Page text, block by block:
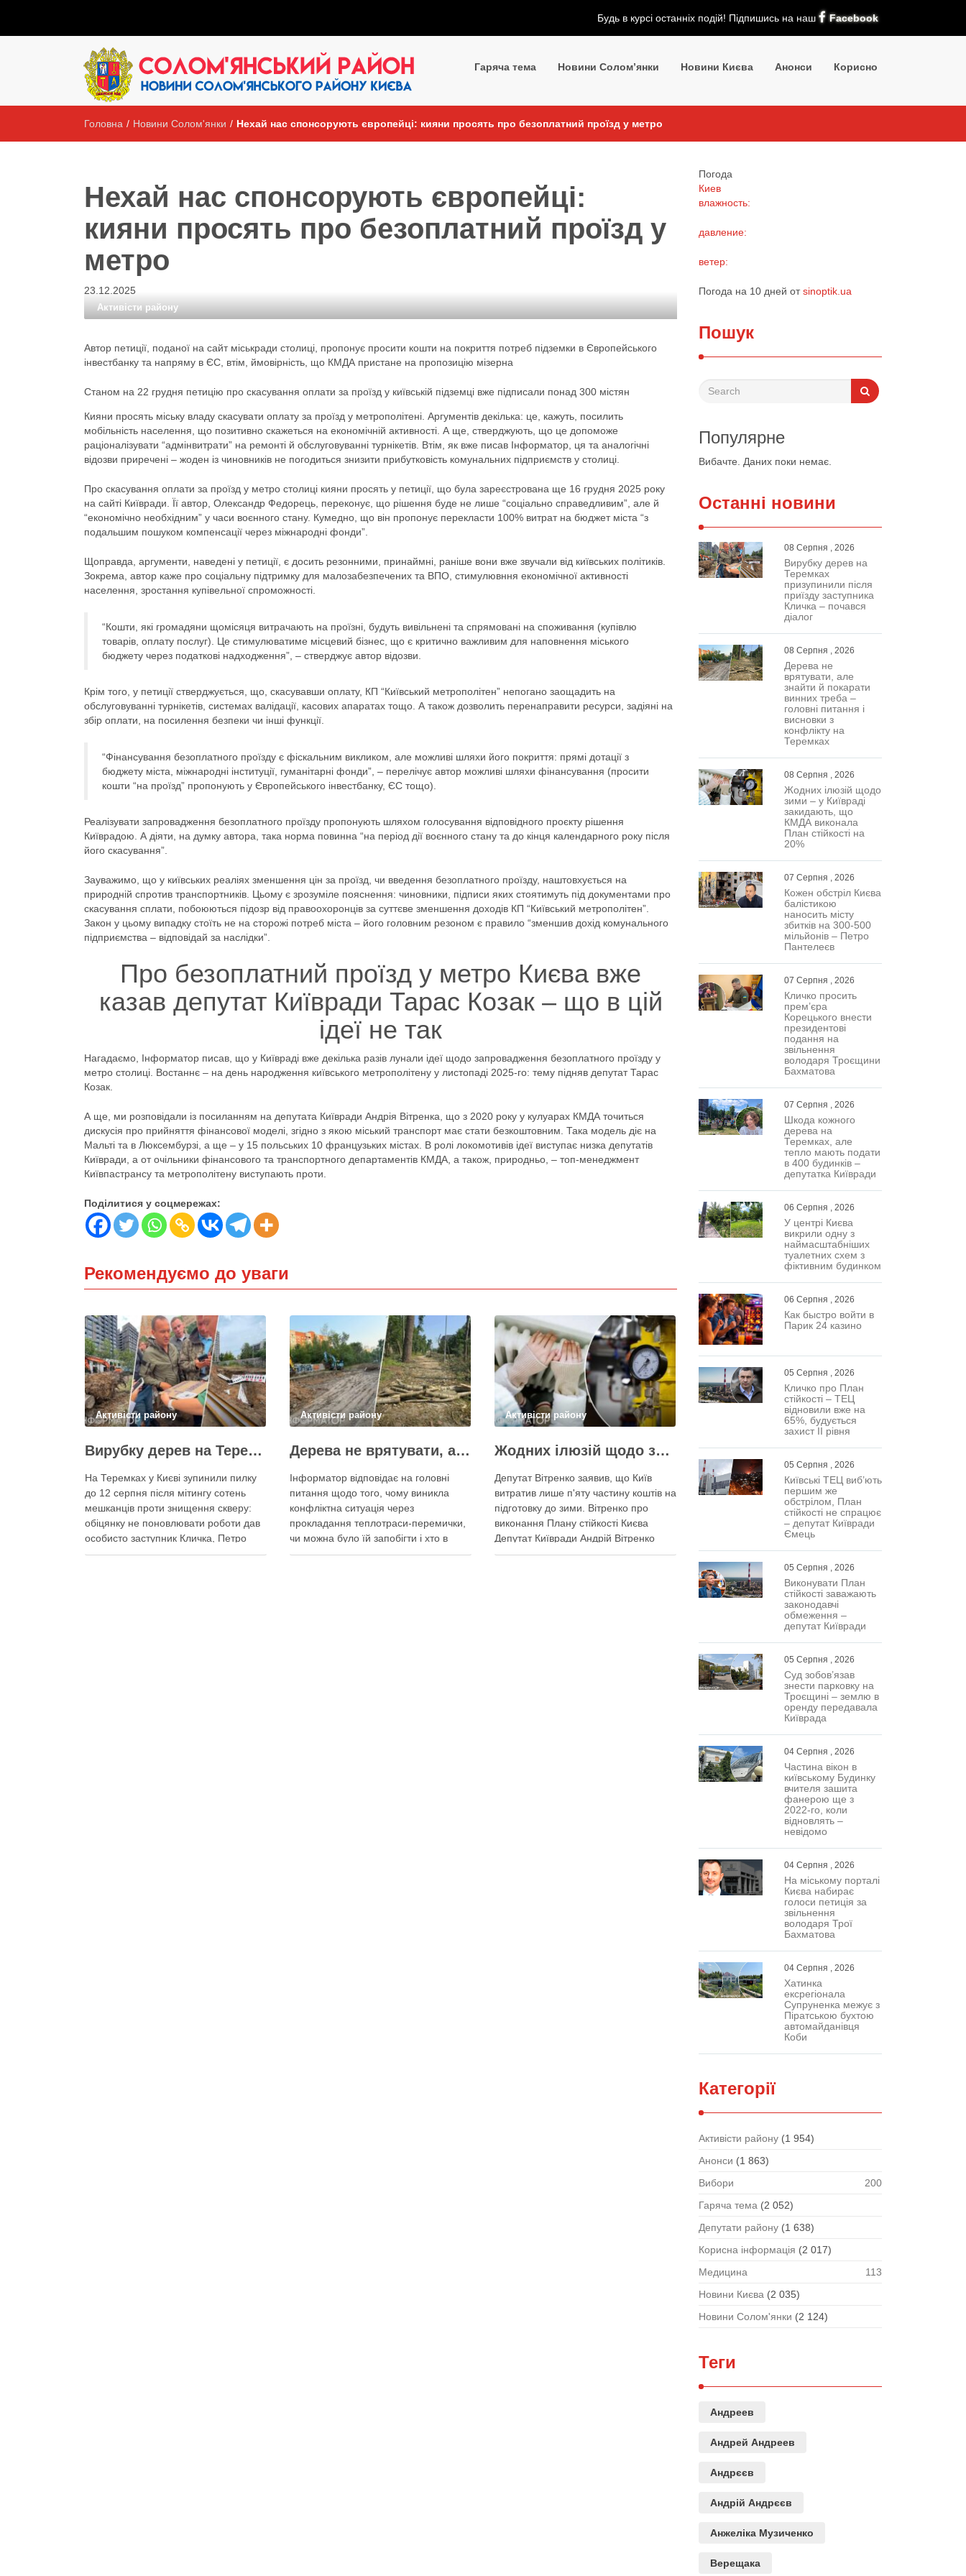
Будь в курсі останніх подій! Підпишись на наш Facebook
Гаряча тема Новини Солом’янки Новини Києва Анонси Корисно
Головна / Новини Солом'янки / Нехай нас спонсорують європейці: кияни просять про безоплатний проїзд у метро
Нехай нас спонсорують європейці:
кияни просять про безоплатний проїзд у
метро
23.12.2025
Активісти району
Автор петиції, поданої на сайт міськради столиці, пропонує просити кошти на покриття потреб підземки в Європейського
інвестбанку та напряму в ЄС, втім, ймовірність, що КМДА пристане на пропозицію мізерна
Станом на 22 грудня петицію про скасування оплати за проїзд у київській підземці вже підписали понад 300 містян
Кияни просять міську владу скасувати оплату за проїзд у метрополітені. Аргументів декілька: це, кажуть, посилить
мобільність населення, що позитивно скажеться на економічній активності. А ще, стверджують, що це допоможе
раціоналізувати “адмінвитрати” на ремонті й обслуговуванні турнікетів. Втім, як вже писав Інформатор, ця та аналогічні
відозви приречені – жоден із чиновників не погодиться знизити прибутковість комунальних підприємств у столиці.
Про скасування оплати за проїзд у метро столиці кияни просять у петиції, що була зареєстрована ще 16 грудня 2025 року
на сайті Київради. Її автор, Олександр Федорець, переконує, що рішення буде не лише “соціально справедливим”, але й
“економічно необхідним” у часи воєнного стану. Кумедно, що він пропонує перекласти 100% витрат на бюджет міста “з
подальшим пошуком компенсації через міжнародні фонди”.
Щоправда, аргументи, наведені у петиції, є досить резонними, принаймні, раніше вони вже звучали від київських політиків.
Зокрема, автор каже про соціальну підтримку для малозабезпечених та ВПО, стимулювння економічної активності
населення, зростання купівельної спроможності.
“Кошти, які громадяни щомісяця витрачають на проїзні, будуть вивільнені та спрямовані на споживання (купівлю
товарів, оплату послуг). Це стимулюватиме місцевий бізнес, що є критично важливим для наповнення міського
бюджету через податкові надходження”, – стверджує автор відозви.
Крім того, у петиції стверджується, що, скасувавши оплату, КП “Київський метрополітен” непогано заощадить на
обслуговуванні турнікетів, системах валідації, касових апаратах тощо. А також дозволить перенаправити ресурси, задіяні на
збір оплати, на посилення безпеки чи інші функції.
“Фінансування безоплатного проїзду є фіскальним викликом, але можливі шляхи його покриття: прямі дотації з
бюджету міста, міжнародні інституції, гуманітарні фонди”, – перелічує автор можливі шляхи фінансування (просити
кошти “на проїзд” пропонують у Європейського інвестбанку, ЄС тощо).
Реалізувати запровадження безоплатного проїзду пропонують шляхом голосування відповідного проєкту рішення
Київрадою. А діяти, на думку автора, така норма повинна “на період дії воєнного стану та до кінця календарного року після
його скасування”.
Зауважимо, що у київських реаліях зменшення цін за проїзд, чи введення безоплатного проїзду, наштовхується на
природній спротив транспортників. Цьому є зрозуміле пояснення: чиновники, підписи яких стоятимуть під документами про
скасування сплати, побоюються підозр від правоохоронців за суттєве зменшення доходів КП “Київський метрополітен”.
Закон у цьому випадку стоїть не на сторожі потреб міста – його головним резоном є правило “зменшив дохід комунального
підприємства – відповідай за наслідки”.
Про безоплатний проїзд у метро Києва вже
казав депутат Київради Тарас Козак – що в цій
ідеї не так
Нагадаємо, Інформатор писав, що у Київраді вже декілька разів лунали ідеї щодо запровадження безоплатного проїзду у
метро столиці. Востаннє – на день народження київського метрополітену у листопаді 2025-го: тему підняв депутат Тарас
Козак.
А ще, ми розповідали із посиланням на депутата Київради Андрія Вітренка, що з 2020 року у кулуарах КМДА точиться
дискусія про прийняття фінансової моделі, згідно з якою міський транспорт має стати безкоштовним. Така модель діє на
Мальті та в Люксембурзі, а ще – у 15 польських 10 французьких містах. В ролі локомотивів ідеї виступає низка депутатів
Київради, а от очільники фінансового та транспортного департаментів КМДА, а також, природньо, – топ-менеджмент
Київпастрансу та метрополітену виступають проти.
Поділитися у соцмережах:
Рекомендуємо до уваги
Активісти району
Вирубку дерев на Теремках призупинили після приїзду заступника Кличка – почався діалог
На Теремках у Києві зупинили пилку
до 12 серпня після мітингу сотень
мешканців проти знищення скверу:
обіцянку не поновлювати роботи дав
особисто заступник Кличка, Петро
Пантелеєв, що прибув налагодити
Активісти району
Дерева не врятувати, але знайти й покарати винних треба – головні питання і висновки з конфлікту на Теремках
Інформатор відповідає на головні
питання щодо того, чому виникла
конфліктна ситуація через
прокладання теплотраси-перемички,
чи можна було їй запобігти і хто в
цьому винен Вирубка дерев триває,
Активісти району
Жодних ілюзій щодо зими – у Київраді закидають, що КМДА виконала План стійкості на 20%
Депутат Вітренко заявив, що Київ
витратив лише п'яту частину коштів на
підготовку до зими. Вітренко про
виконання Плану стійкості Києва
Депутат Київради Андрій Вітренко
заявив, що станом на 5 серпня
Погода
Киев
влажность:
давление:
ветер:
Погода на 10 дней отsinoptik.ua
Пошук
Популярне
Вибачте. Даних поки немає.
Останні новини
08 Серпня , 2026
Вирубку дерев на
Теремках
призупинили після
приїзду заступника
Кличка – почався
діалог
08 Серпня , 2026
Дерева не
врятувати, але
знайти й покарати
винних треба –
головні питання і
висновки з
конфлікту на
Теремках
08 Серпня , 2026
Жодних ілюзій щодо
зими – у Київраді
закидають, що
КМДА виконала
План стійкості на
20%
07 Серпня , 2026
Кожен обстріл Києва
балістикою
наносить місту
збитків на 300-500
мільйонів – Петро
Пантелеєв
07 Серпня , 2026
Кличко просить
прем’єра
Корецького внести
президентові
подання на
звільнення
володаря Троєщини
Бахматова
07 Серпня , 2026
Шкода кожного
дерева на
Теремках, але
тепло мають подати
в 400 будинків –
депутатка Київради
06 Серпня , 2026
У центрі Києва
викрили одну з
наймасштабніших
туалетних схем з
фіктивним будинком
06 Серпня , 2026
Как быстро войти в
Парик 24 казино
05 Серпня , 2026
Кличко про План
стійкості – ТЕЦ
відновили вже на
65%, будується
захист ІІ рівня
05 Серпня , 2026
Київські ТЕЦ виб’ють
першим же
обстрілом, План
стійкості не спрацює
– депутат Київради
Ємець
05 Серпня , 2026
Виконувати План
стійкості заважають
законодавчі
обмеження –
депутат Київради
05 Серпня , 2026
Суд зобов’язав
знести парковку на
Троєщині – землю в
оренду передавала
Київрада
04 Серпня , 2026
Частина вікон в
київському Будинку
вчителя зашита
фанерою ще з
2022-го, коли
відновлять –
невідомо
04 Серпня , 2026
На міському порталі
Києва набирає
голоси петиція за
звільнення
володаря Трої
Бахматова
04 Серпня , 2026
Хатинка
ексрегіонала
Супруненка межує з
Піратською бухтою
автомайданівця
Коби
Категорії
Активісти району (1 954)
Анонси (1 863)
Вибори
200
Гаряча тема (2 052)
Депутати району (1 638)
Корисна інформація (2 017)
Медицина
113
Новини Києва (2 035)
Новини Солом'янки (2 124)
Теги
Андреев
Андрей Андреев
Андрєєв
Андрій Андрєєв
Анжеліка Музиченко
Верещака